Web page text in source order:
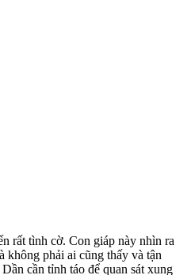
rất tình cờ. Con giáp này nhìn ra
không phải ai cũng thấy và tận
cần tỉnh táo để quan sát xung